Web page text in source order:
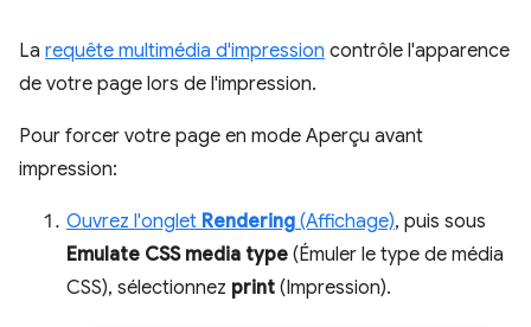
La requête multimédia d'impression contrôle l'apparence
de votre page lors de l'impression.
Pour forcer votre page en mode Aperçu avant
impression:
Ouvrez l'onglet Rendering (Affichage), puis sous
Emulate CSS media type (Émuler le type de média
CSS), sélectionnez print (Impression).